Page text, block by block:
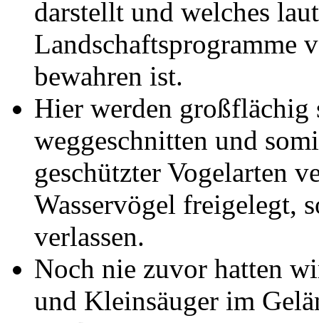
darstellt und welches
Landschaftsprogramme
bewahren ist.
Hier werden großflächig
weggeschnitten und
geschützter Vogelarten
Wasservögel freigelegt,
verlassen.
Noch nie zuvor hatten
und Kleinsäuger im